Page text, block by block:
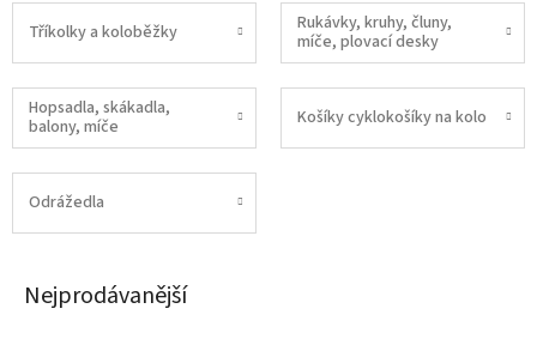
Tříkolky a koloběžky
Rukávky, kruhy, čluny,
míče, plovací desky
Hopsadla, skákadla,
balony, míče
Košíky cyklokošíky na kolo
Odrážedla
Nejprodávanější